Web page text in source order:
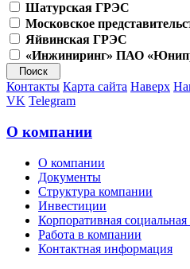
Шатурская ГРЭС
Московское
Яйвинская ГРЭС
«Инжиниринг» ПАО
Контакты Карта сайта Наверх
VK Telegram
О компании
О компании
Документы
Структура компании
Инвестиции
Корпоративная социальная
Работа в компании
Контактная информация